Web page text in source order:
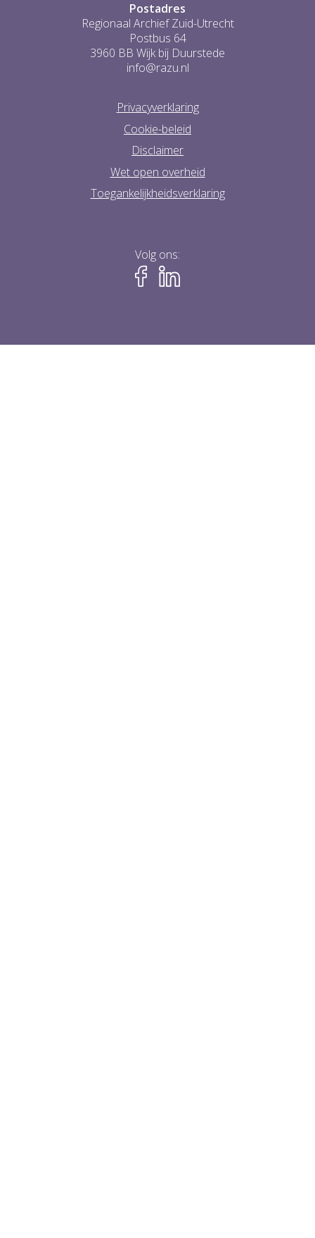
Postadres
Regionaal Archief Zuid-Utrecht
Postbus 64
3960 BB Wijk bij Duurstede
info@razu.nl
Privacyverklaring
Cookie-beleid
Disclaimer
Wet open overheid
Toegankelijkheidsverklaring
Volg ons: